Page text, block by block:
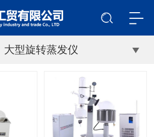
大型旋转蒸发仪